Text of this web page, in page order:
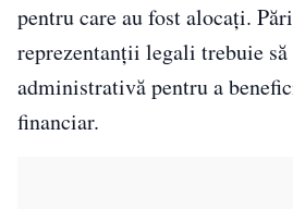
pentru care au fost alocați.
reprezentanții legali trebuie
administrativă pentru a
financiar.